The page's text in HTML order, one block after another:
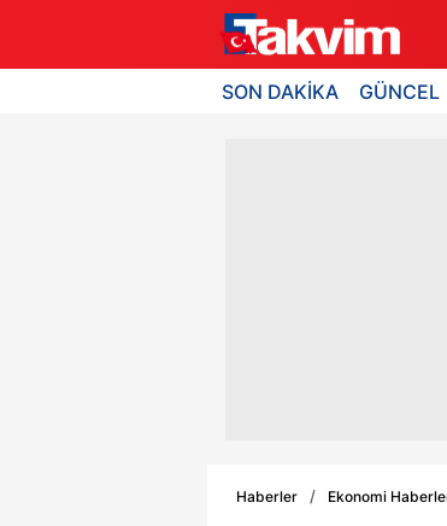
SON DAKİKA GÜNCEL
Haberler Ekonomi